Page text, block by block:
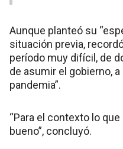
Aunque planteó su
situación previa,
período muy difícil, de
de asumir el gobierno,
pandemia”.
“Para el contexto lo
bueno”, concluyó.